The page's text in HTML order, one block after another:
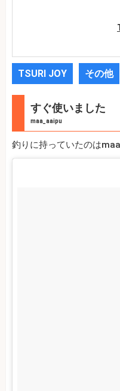
TSURI JOY その他
すぐ使いました
maa_aaipu
釣りに持っていたのは